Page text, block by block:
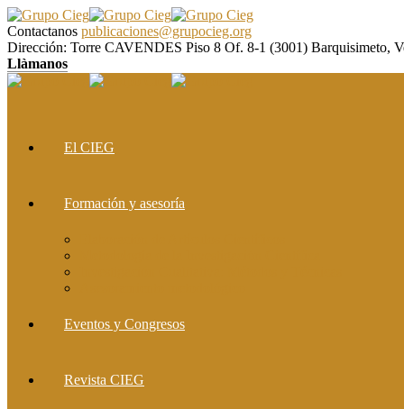
Contactanos publicaciones@grupocieg.org
Dirección: Torre CAVENDES Piso 8 Of. 8-1 (3001) Barquisimeto,
Llàmanos
El CIEG
Formación y asesoría
Eventos y Congresos
Revista CIEG